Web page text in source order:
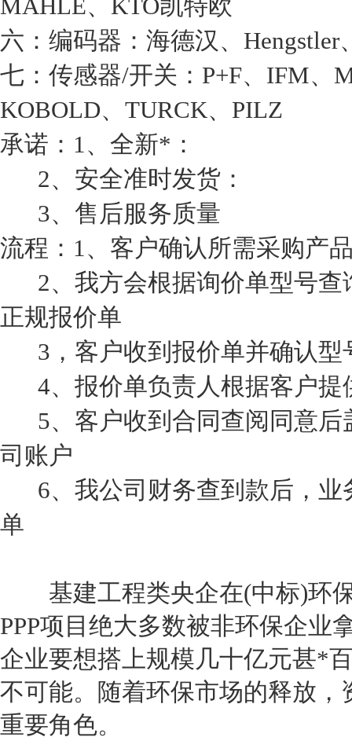
MAHLE、KTO凯特欧
六：编码器：海德汉、Hengstler
七：传感器/开关：P+F、IFM、
KOBOLD、TURCK、PILZ
承诺：1、全新*：
2、安全准时发货：
3、售后服务质量
流程：1、客户确认所需采购产
2、我方会根据询价单型号查
正规报价单
3，客户收到报价单并确认型
4、报价单负责人根据客户提
5、客户收到合同查阅同意后
司账户
6、我公司财务查到款后，业
单
基建工程类央企在(中标)环保
PPP项目绝大多数被非环保企业
企业要想搭上规模几十亿元甚*
不可能。随着环保市场的释放
重要角色。